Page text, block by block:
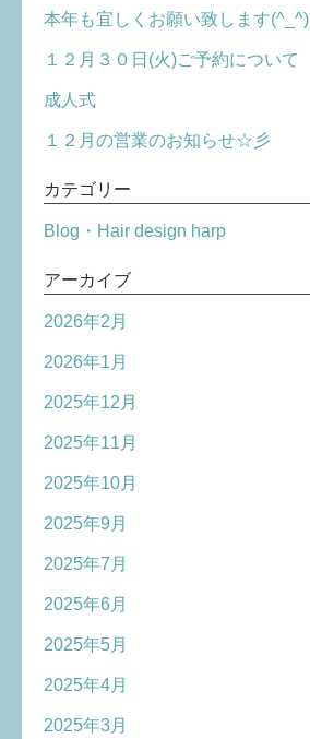
本年も宜しくお願い致します(^_^)
１２月３０日(火)ご予約について
成人式
１２月の営業のお知らせ☆彡
カテゴリー
Blog・Hair design harp
アーカイブ
2026年2月
2026年1月
2025年12月
2025年11月
2025年10月
2025年9月
2025年7月
2025年6月
2025年5月
2025年4月
2025年3月